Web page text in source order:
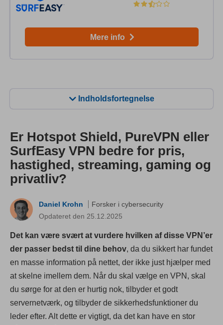
Indholdsfortegnelse
Mere info
Er Hotspot Shield, PureVPN eller
SurfEasy VPN bedre for pris,
hastighed, streaming, gaming og
privatliv?
Daniel Krohn
Forsker i cybersecurity
Opdateret den 25.12.2025
Det kan være svært at vurdere hvilken af disse VPN’er
der passer bedst til dine behov, da du sikkert har fundet
en masse information på nettet, der ikke just hjælper med
at skelne imellem dem. Når du skal vælge en VPN, skal
du sørge for at den er hurtig nok, tilbyder et godt
servernetværk, og tilbyder de sikkerhedsfunktioner du
leder efter. Alt dette er vigtigt, da det kan have en stor